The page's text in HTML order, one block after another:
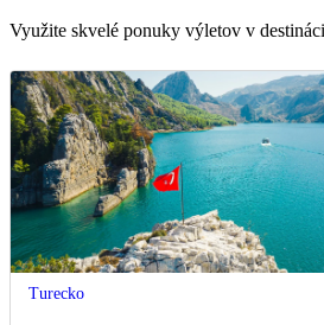
Využite skvelé ponuky výletov v
Turecko